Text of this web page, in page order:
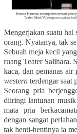
Mengerjakan suatu hal
orang. Nyatanya, tak
Sebuah meja kecil
ruang Teater Salihara.
kaca, dan pemanas air
western terdengar saat
Seorang pria
diiringi lantunan
mata pria
dengan sangat
tak henti-hentinya ia